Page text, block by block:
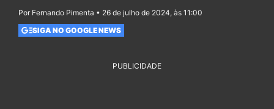
Por Fernando Pimenta • 26 de julho de 2024, às 11:00
SIGA NO GOOGLE NEWS
PUBLICIDADE